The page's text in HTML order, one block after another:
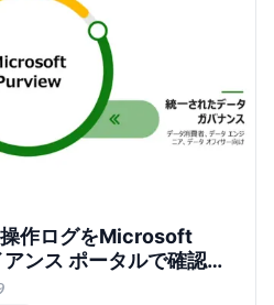
作ログをMicrosoft
ンス ポータルで確認し